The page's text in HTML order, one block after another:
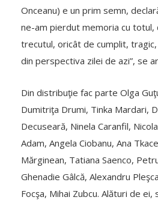
Onceanu) e un prim semn,
ne-am pierdut memoria cu totul,
trecutul, oricât de cumplit,
din perspectiva zilei de azi”, se
Din distribuţie fac parte Olga
Dumitriţa Drumi, Tinka Mardari,
Decuseară, Ninela Caranfil,
Adam, Angela Ciobanu, Ana
Mărginean, Tatiana Saenco,
Ghenadie Gâlcă, Alexandru
Focşa, Mihai Zubcu. Alături de ei,